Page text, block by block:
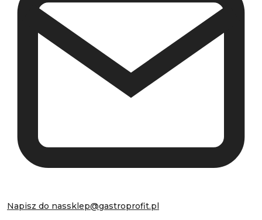
Napisz do nassklep@gastroprofit.pl